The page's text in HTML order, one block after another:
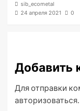
sib_ecometal
24 апреля 2021
0
Добавить
Для отправки
авторизоваться.